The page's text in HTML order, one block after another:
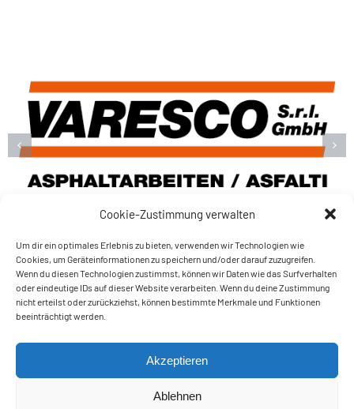
Cookie-Zustimmung verwalten
Um dir ein optimales Erlebnis zu bieten, verwenden wir Technologien wie
Cookies, um Geräteinformationen zu speichern und/oder darauf zuzugreifen.
Wenn du diesen Technologien zustimmst, können wir Daten wie das Surfverhalten
oder eindeutige IDs auf dieser Website verarbeiten. Wenn du deine Zustimmung
nicht erteilst oder zurückziehst, können bestimmte Merkmale und Funktionen
beeinträchtigt werden.
Akzeptieren
Ablehnen
Schwarzenbach 7 – 39040 AUER / ORA (BZ)
Steuerkodex – cod. fisc. 03229610211